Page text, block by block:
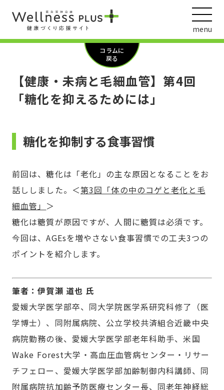
menu
コラムに
戻る
【健康・未病と毛細血管】第4回
「糖化を抑えるためには」
糖化を抑制する食事習慣
前回は、糖化は「老化」の主な原因となることをお
話ししました。＜第3回「体の中のコゲと老化と毛
細血管」 ＞
糖化は糖質が原因ですが、人間に糖質は必須です。
今回は、AGEsを増やさない食事習慣での工夫3つの
ポイントを紹介します。
筆者：伊賀瀬 道也 氏
愛媛大学医学部卒、同大学院医学系研究科修了（医
学博士）、同附属病院、公立学校共済組合近畿中央
病院勤務の後、愛媛大学医学部老年科助手、米国
Wake Forest大学・高血圧血管病センター・リサー
チフェロー、愛媛大学医学部加齢制御内科講師、同
附属病院抗加齢予防医療センター長、同老年神経総
ウェルネス動画
阪急阪神ホールディングス